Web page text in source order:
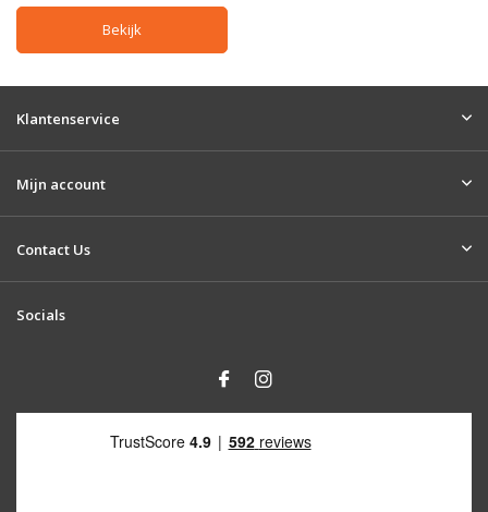
Bekijk
Klantenservice
Mijn account
Contact Us
Socials